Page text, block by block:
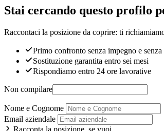
Stai cercando questo profilo
Raccontaci la posizione da coprire: ti
Primo confronto senza impegno e senza
Sostituzione garantita entro sei mesi
Rispondiamo entro 24 ore lavorative
Non compilare
Nome e Cognome
Email aziendale
Racconta la posizione, se vuoi